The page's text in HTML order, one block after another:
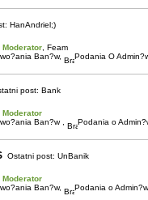
HanAndriel;)
Moderator Feam
Ban?w, Podania O
post: Bank
Moderator
Ban?w Podania o
Ostatni post: UnBanik
Moderator
Ban?w, Podania o Admin?w